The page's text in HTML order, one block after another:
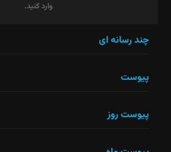
وارد کنید.
نباید
شود.
چند رسانه ای
پیوست
پیوست روز